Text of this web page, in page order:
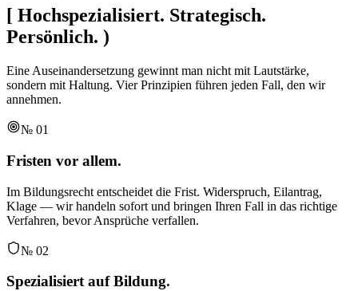
[ Hochspezialisiert. Strategisch.
Persönlich. )
Eine Auseinandersetzung gewinnt man nicht mit Lautstärke,
sondern mit Haltung. Vier Prinzipien führen jeden Fall, den wir
annehmen.
№ 01
Fristen vor allem.
Im Bildungsrecht entscheidet die Frist. Widerspruch, Eilantrag,
Klage — wir handeln sofort und bringen Ihren Fall in das richtige
Verfahren, bevor Ansprüche verfallen.
№ 02
Spezialisiert auf Bildung.